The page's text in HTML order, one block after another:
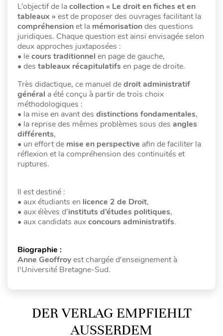
L’objectif de lacollection « Le droit en fiches et en
tableaux » est de proposer des ouvrages facilitant la
compréhensionet la mémorisationdes questions
juridiques. Chaque question est ainsi envisagée selon
deux approches juxtaposées :
• lecours traditionnel en page de gauche,
• des tableaux récapitulatifs en page de droite.
Très didactique, ce manuel dedroit administratif
général a été conçu à partir de trois choix
méthodologiques :
• la mise en avant des distinctions fondamentales,
• la reprise des mêmes problèmes sous des angles
différents,
• un effort de mise en perspective afin de faciliter la
réflexion et la compréhension des continuités et
ruptures.
Il est destiné :
• aux étudiants en licence 2 de Droit,
• aux élèves d’instituts d’études politiques,
• aux candidats auxconcours administratifs.
Biographie :
Anne Geoffroyest chargée d'enseignement à
l'Université Bretagne-Sud.
DER VERLAG EMPFIEHLT
AUSSERDEM